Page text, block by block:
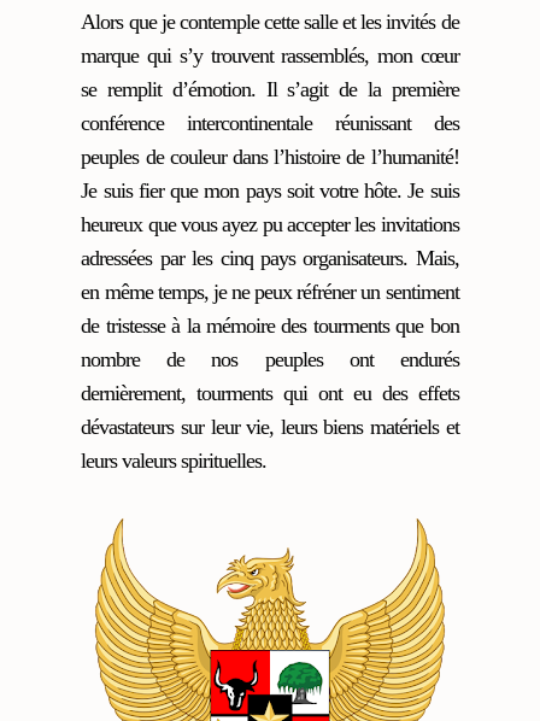
Alors que je contemple cette salle et les invités de
marque qui s’y trouvent rassemblés, mon cœur
se remplit d’émotion. Il s’agit de la première
conférence intercontinentale réunissant des
peuples de couleur dans l’histoire de l’humanité!
Je suis fier que mon pays soit votre hôte. Je suis
heureux que vous ayez pu accepter les invitations
adressées par les cinq pays organisateurs. Mais,
en même temps, je ne peux réfréner un sentiment
de tristesse à la mémoire des tourments que bon
nombre de nos peuples ont endurés
dernièrement, tourments qui ont eu des effets
dévastateurs sur leur vie, leurs biens matériels et
leurs valeurs spirituelles.